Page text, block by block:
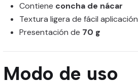
Contiene concha de nácar
Textura ligera de fácil aplicación
Presentación de 70 g
Modo de uso